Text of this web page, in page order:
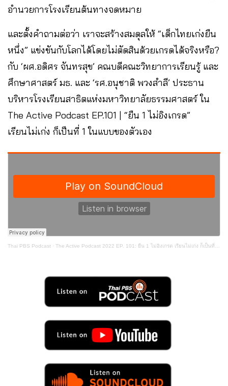
อำนวยการโรงเรียนต้นทางจดหมาย
และตั้งคำถามต่อว่า เราจะสร้างสมดุลให้ “เด็กไทยเก่งยืน
หนึ่ง” แข่งขันกับโลกได้โดยไม่ตัดสินด้วยเกรดได้จริงหรือ?
กับ ‘ผศ.อดิศร จันทรสุข’ คณบดีคณะวิทยาการเรียนรู้ และ
ศึกษาศาสตร์ มธ. และ ‘รศ.อนุชาติ พวงสำลี’ ประธาน
บริหารโรงเรียนสาธิตแห่งมหาวิทยาลัยธรรมศาสตร์ ใน
The Active Podcast EP.101 | “ยืน 1 ไม่อิงเกรด”
เรียนไม่เก่ง ก็เป็นที่ 1 ในแบบของตัวเอง
Thai PBS Podcast · The Active Podcast 2022 EP. 101: ยืน 1 ไม่อิงเกรด เรียนไม่เก่ง ก็เป็นที่ 1 ในแบบของตัวเอง